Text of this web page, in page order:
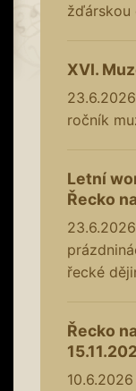
žďárskou
XVI.
23.6.2026
ročník
Letní
Řecko
23.6.2026
řecké
Řecko
10.6.2026